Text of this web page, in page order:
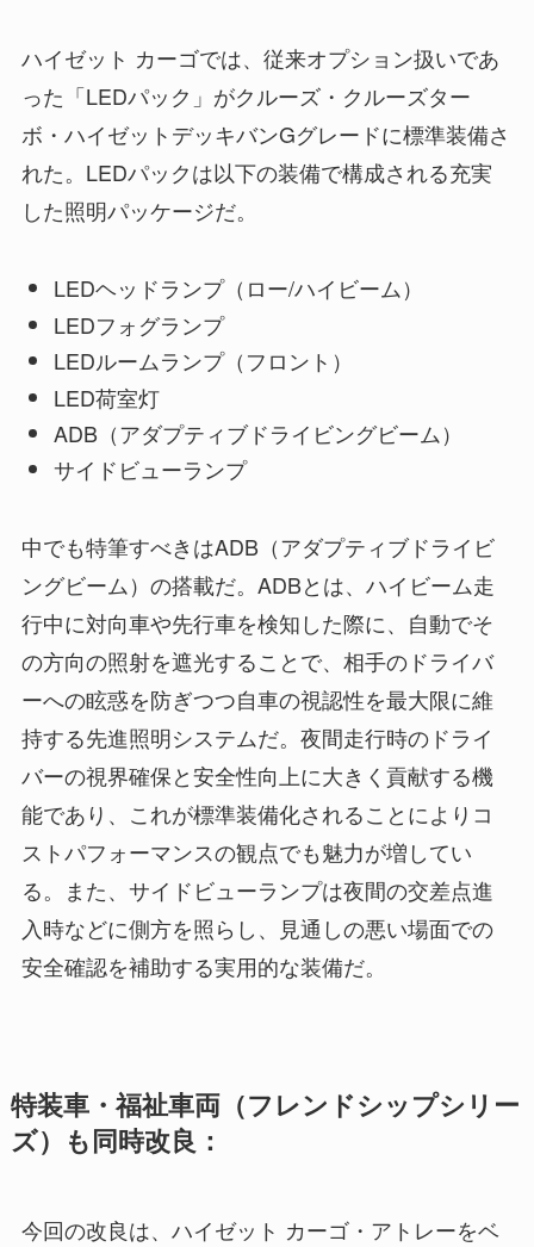
ハイゼット カーゴでは、従来オプション扱いであ
った「LEDパック」がクルーズ・クルーズター
ボ・ハイゼットデッキバンGグレードに標準装備さ
れた。LEDパックは以下の装備で構成される充実
した照明パッケージだ。
LEDヘッドランプ（ロー/ハイビーム）
LEDフォグランプ
LEDルームランプ（フロント）
LED荷室灯
ADB（アダプティブドライビングビーム）
サイドビューランプ
中でも特筆すべきはADB（アダプティブドライビ
ングビーム）の搭載だ。ADBとは、ハイビーム走
行中に対向車や先行車を検知した際に、自動でそ
の方向の照射を遮光することで、相手のドライバ
ーへの眩惑を防ぎつつ自車の視認性を最大限に維
持する先進照明システムだ。夜間走行時のドライ
バーの視界確保と安全性向上に大きく貢献する機
能であり、これが標準装備化されることによりコ
ストパフォーマンスの観点でも魅力が増してい
る。また、サイドビューランプは夜間の交差点進
入時などに側方を照らし、見通しの悪い場面での
安全確認を補助する実用的な装備だ。
特装車・福祉車両（フレンドシップシリー
ズ）も同時改良：
今回の改良は、ハイゼット カーゴ・アトレーをベ